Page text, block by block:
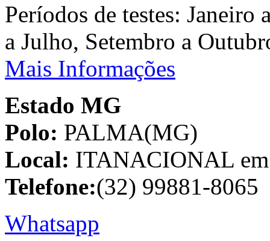
Períodos de testes:
a Julho, Setembro a
Mais Informações
Estado MG
Polo: PALMA(MG)
Local: ITANACIONAL
Telefone:(32) 99881-8065
Whatsapp